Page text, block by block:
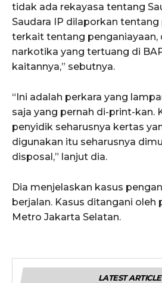
tidak ada rekayasa tentang
Saudara IP dilaporkan
terkait tentang penganiayaan,
narkotika yang tertuang di
kaitannya,” sebutnya.
“Ini adalah perkara yang
saja yang pernah di-print-kan.
penyidik seharusnya kertas
digunakan itu seharusnya
disposal,” lanjut dia.
Dia menjelaskan kasus
berjalan. Kasus ditangani oleh
Metro Jakarta Selatan.
LATEST